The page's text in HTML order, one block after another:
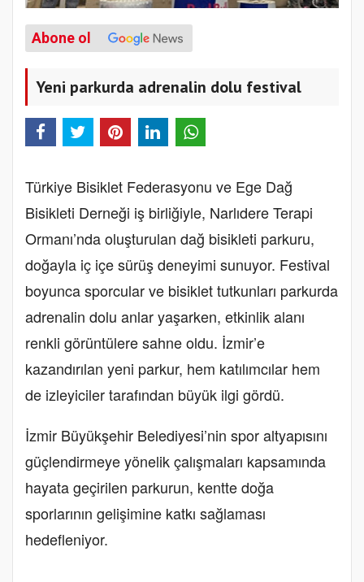
Abone ol
Yeni parkurda adrenalin dolu festival
Türkiye Bisiklet Federasyonu ve Ege Dağ
Bisikleti Derneği iş birliğiyle, Narlıdere Terapi
Ormanı’nda oluşturulan dağ bisikleti parkuru,
doğayla iç içe sürüş deneyimi sunuyor. Festival
boyunca sporcular ve bisiklet tutkunları parkurda
adrenalin dolu anlar yaşarken, etkinlik alanı
renkli görüntülere sahne oldu. İzmir’e
kazandırılan yeni parkur, hem katılımcılar hem
de izleyiciler tarafından büyük ilgi gördü.
İzmir Büyükşehir Belediyesi’nin spor altyapısını
güçlendirmeye yönelik çalışmaları kapsamında
hayata geçirilen parkurun, kentte doğa
sporlarının gelişimine katkı sağlaması
hedefleniyor.